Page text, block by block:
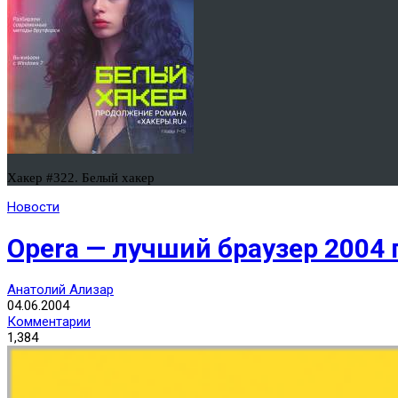
Хакер #322. Белый хакер
Новости
Opera — лучший браузер 2004
Анатолий Ализар
04.06.2004
Комментарии
1,384